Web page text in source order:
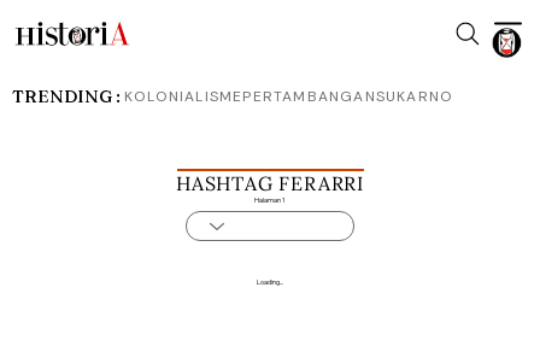
HASHTAG FERARRI
Halaman 1
Loading...
TRENDING : KOLONIALISMEPERTAMBANGANSUKARNO